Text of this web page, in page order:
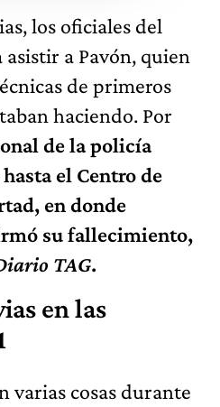
los oficiales del
a Pavón, quien
de primeros
haciendo. Por
de la policía
el Centro de
en donde
su fallecimiento,
TAG.
en las
varias cosas durante